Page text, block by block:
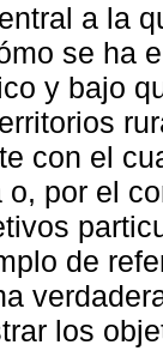
a la
se ha
y bajo
con el
por el
de
los